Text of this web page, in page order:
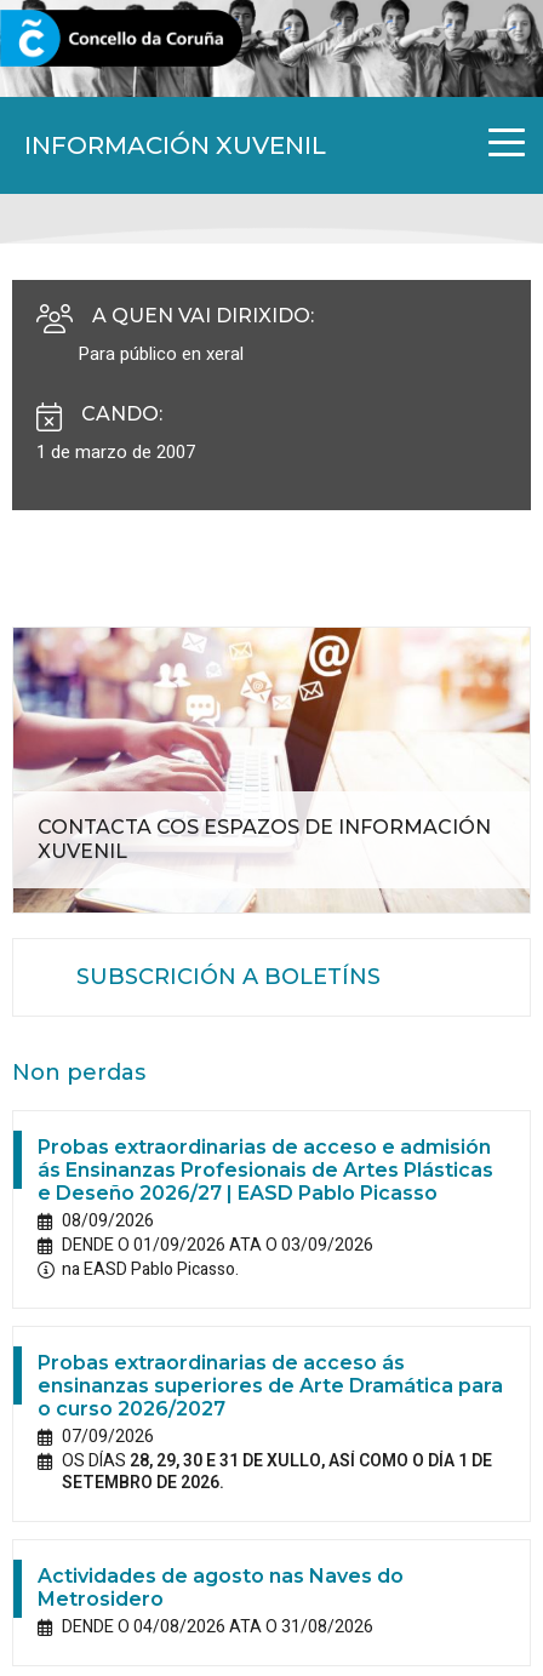
INFORMACIÓN XUVENIL
CORUNA.GAL
A QUEN VAI DIRIXIDO:
Para público en xeral
CANDO:
1 de marzo de 2007
CONTACTA COS ESPAZOS DE INFORMACIÓN
XUVENIL
SUBSCRICIÓN A BOLETÍNS
Non perdas
Probas extraordinarias de acceso e admisión
ás Ensinanzas Profesionais de Artes Plásticas
e Deseño 2026/27 | EASD Pablo Picasso
08/09/2026
DENDE O 01/09/2026 ATA O 03/09/2026
na EASD Pablo Picasso.
Probas extraordinarias de acceso ás
ensinanzas superiores de Arte Dramática para
o curso 2026/2027
07/09/2026
OS DÍAS 28, 29, 30 E 31 DE XULLO, ASÍ COMO O DÍA 1 DE
SETEMBRO DE 2026.
Actividades de agosto nas Naves do
Metrosidero
DENDE O 04/08/2026 ATA O 31/08/2026